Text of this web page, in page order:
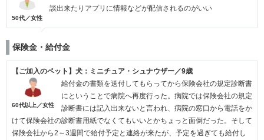
50代／女性
談出来たりアプリに情報などが配信されるのがいい
保険金・給付金
【ご加入のペット】犬：ミニチュア・シュナウザー／9歳
60代以上／女性
給付金の書類を送付してもらってから保険会社の規定診断書
にということで病院へ再度行った。病院では保険会社の規定
診断書には記入出来ないと言われ、病院の窓口から電話をか
けて保険会社の診断書用紙でなくてもいいとかちょっと面倒だった。そして
保険会社から2～3週間で給付予定と連絡が来たが、予定を過ぎても給付し